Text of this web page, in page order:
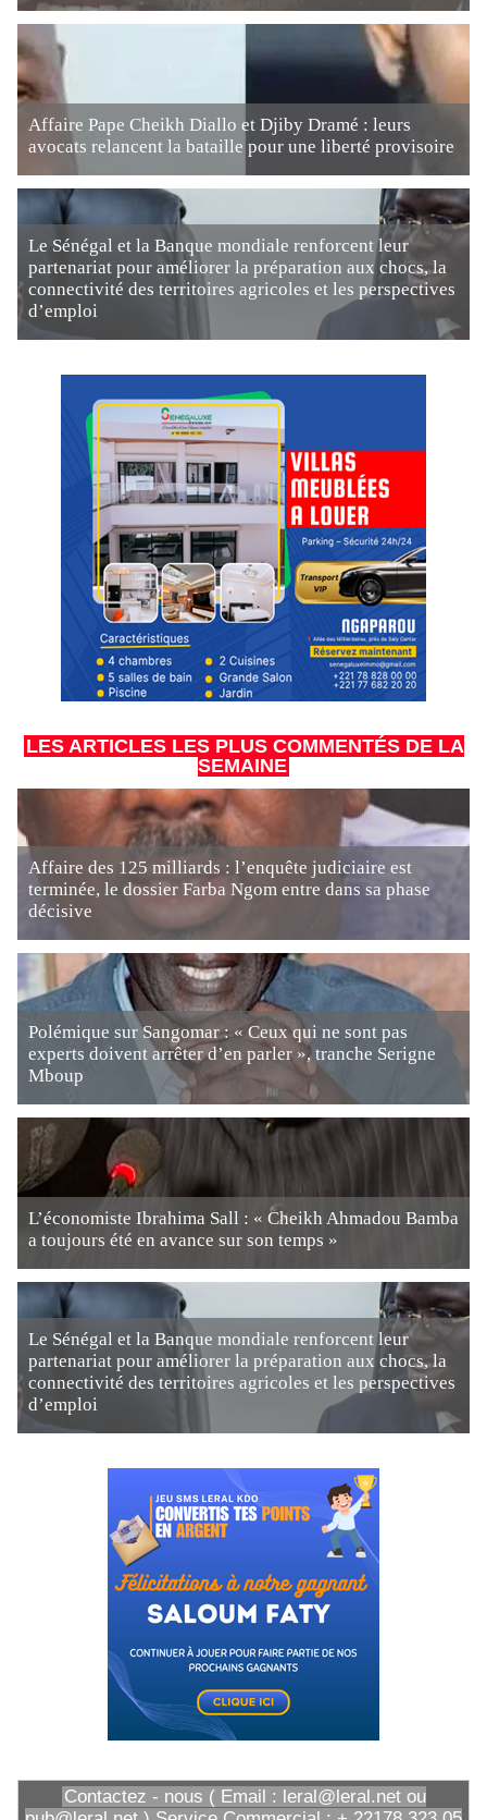
Affaire Pape Cheikh Diallo et Djiby Dramé : leurs
avocats relancent la bataille pour une liberté provisoire
Le Sénégal et la Banque mondiale renforcent leur
partenariat pour améliorer la préparation aux chocs, la
connectivité des territoires agricoles et les perspectives
d’emploi
LES ARTICLES LES PLUS COMMENTÉS DE LA
SEMAINE
Affaire des 125 milliards : l’enquête judiciaire est
terminée, le dossier Farba Ngom entre dans sa phase
décisive
Polémique sur Sangomar : « Ceux qui ne sont pas
experts doivent arrêter d’en parler », tranche Serigne
Mboup
L’économiste Ibrahima Sall : « Cheikh Ahmadou Bamba
a toujours été en avance sur son temps »
Le Sénégal et la Banque mondiale renforcent leur
partenariat pour améliorer la préparation aux chocs, la
connectivité des territoires agricoles et les perspectives
d’emploi
Contactez - nous ( Email : leral@leral.net ou